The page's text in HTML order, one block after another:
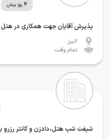
4 روز پیش
پذیرش آقایان جهت همکاری در هتل
البرز
تمام وقت
شیفت شب هتل،دادزن و کانتر رزرو